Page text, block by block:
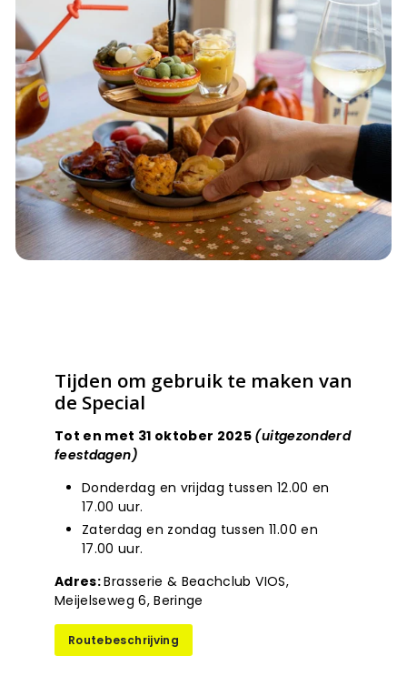
Tijden om gebruik te maken van
de Special
Tot en met 31 oktober 2025 (uitgezonderd
feestdagen)
Donderdag en vrijdag tussen 12.00 en
17.00 uur.
Zaterdag en zondag tussen 11.00 en
17.00 uur.
Adres:Brasserie & Beachclub VIOS,
Meijelseweg 6, Beringe
Routebeschrijving